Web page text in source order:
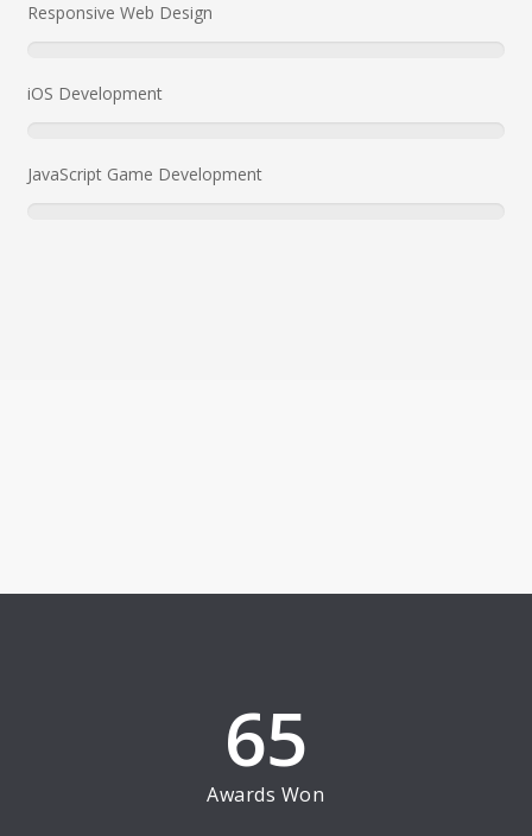
Responsive Web Design
iOS Development
JavaScript Game Development
65
Awards Won